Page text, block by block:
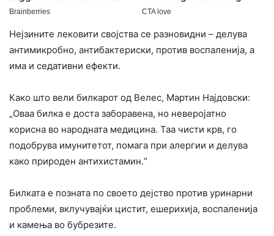
Нејзините лековити својства се разновидни – делува
антимикробно, антибактериски, против воспаленија, а
има и седативни ефекти.
Како што вели билкарот од Велес, Мартин Најдовски:
„Оваа билка е доста заборавена, но неверојатно
корисна во народната медицина. Таа чисти крв, го
подобрува имунитетот, помага при алергии и делува
како природен антихистамин.“
Билката е позната по своето дејство против уринарни
проблеми, вклучувајќи цистит, ешерихија, воспаленија
и камења во бубрезите.